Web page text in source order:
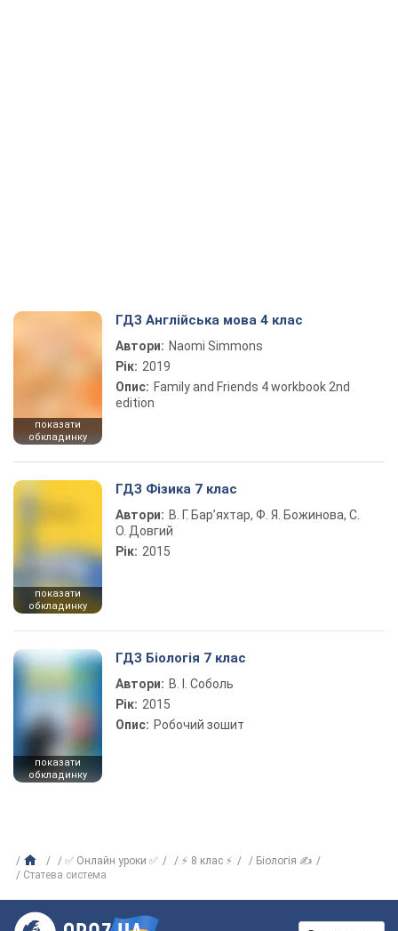
показати
обкладинку
ГДЗ Англійська мова 4 клас
Автори: Naomi Simmons
Рік: 2019
Опис: Family and Friends 4 workbook 2nd
edition
показати
обкладинку
ГДЗ Фізика 7 клас
Автори: В. Г. Бар’яхтар, Ф. Я. Божинова, С.
О. Довгий
Рік: 2015
показати
обкладинку
ГДЗ Біологія 7 клас
Автори: В. І. Соболь
Рік: 2015
Опис: Робочий зошит
✅ Онлайн уроки ✅ ⚡ 8 клас ⚡
Біологія ✍
Статева система